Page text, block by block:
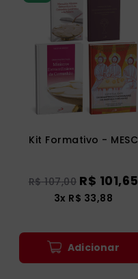
Kit Formativo - MESC
R$ 107,00 R$ 101,65
3x R$ 33,88
Adicionar